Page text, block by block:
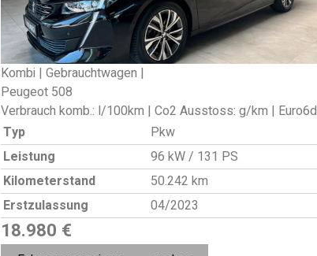
Kombi | Gebrauchtwagen |
Peugeot 508
Verbrauch komb.: l/100km | Co2 Ausstoss: g/km | Euro6d
Typ
Pkw
Leistung
96 kW / 131 PS
Kilometerstand
50.242 km
Erstzulassung
04/2023
18.980 €